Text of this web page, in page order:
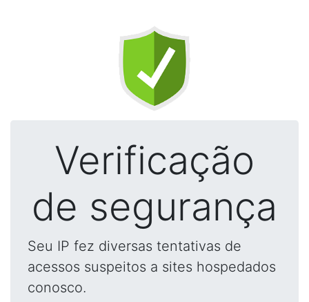
Verificação
de segurança
Seu IP fez diversas tentativas de
acessos suspeitos a sites hospedados
conosco.